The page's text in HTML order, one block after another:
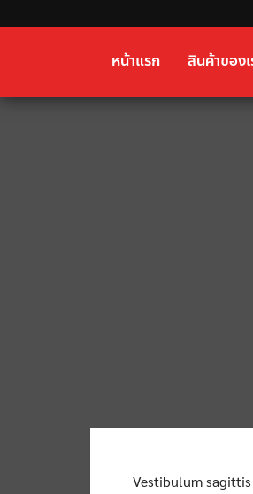
หน้าแรก สินค้าของเ
Vestibulum